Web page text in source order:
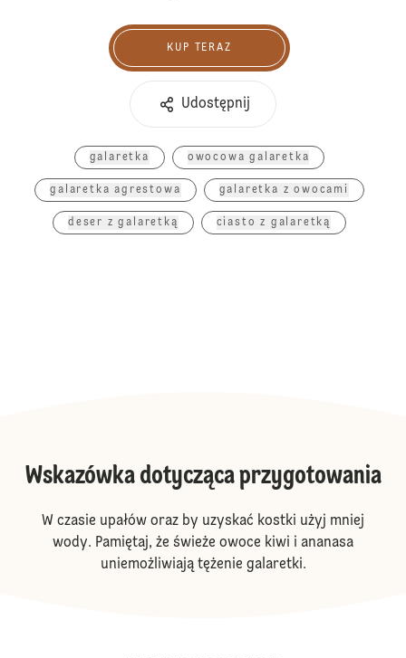
Kup teraz
KUP TERAZ
Udostępnij
galaretka owocowa galaretka
galaretka agrestowa galaretka z owocami
deser z galaretką ciasto z galaretką
Wskazówka dotycząca przygotowania
W czasie upałów oraz by uzyskać kostki użyj mniej
wody. Pamiętaj, że świeże owoce kiwi i ananasa
uniemożliwiają tężenie galaretki.